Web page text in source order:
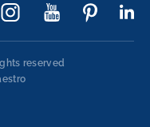
reserved